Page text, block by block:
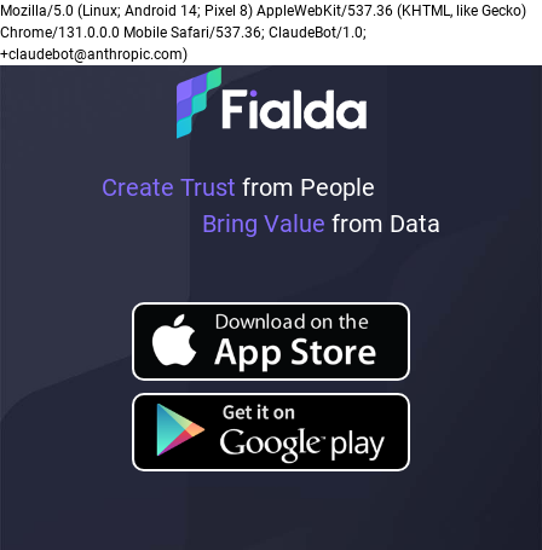
Create Trust from People
Bring Value from Data
Mozilla/5.0 (Linux; Android 14; Pixel 8) AppleWebKit/537.36 (KHTML, like Gecko)
Chrome/131.0.0.0 Mobile Safari/537.36; ClaudeBot/1.0;
+claudebot@anthropic.com)